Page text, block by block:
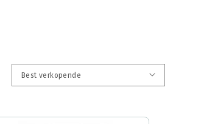
COM
IT